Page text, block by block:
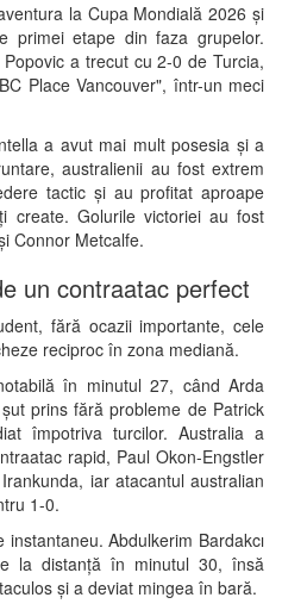
la Cupa Mondială 2026 și
primei etape din faza grupelor.
a trecut cu 2-0 de Turcia,
Place Vancouver", într-un meci
a avut mai mult posesia și a
australienii au fost extrem
tactic și au profitat aproape
create. Golurile victoriei au fost
Connor Metcalfe.
un contraatac perfect
fără ocazii importante, cele
reciproc în zona mediană.
în minutul 27, când Arda
prins fără probleme de Patrick
împotriva turcilor. Australia a
rapid, Paul Okon-Engstler
iar atacantul australian
1-0.
Abdulkerim Bardakcı
la distanță în minutul 30, însă
și a deviat mingea în bară.